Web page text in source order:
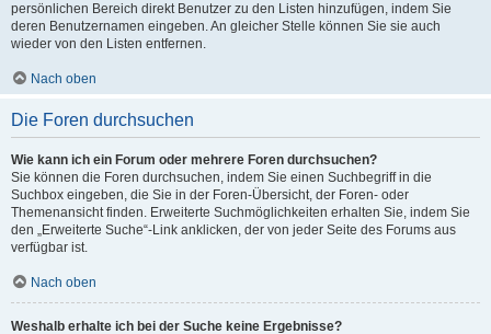
persönlichen Bereich direkt Benutzer zu den Listen hinzufügen, indem Sie
deren Benutzernamen eingeben. An gleicher Stelle können Sie sie auch
wieder von den Listen entfernen.
Nach oben
Die Foren durchsuchen
Wie kann ich ein Forum oder mehrere Foren durchsuchen?
Sie können die Foren durchsuchen, indem Sie einen Suchbegriff in die
Suchbox eingeben, die Sie in der Foren-Übersicht, der Foren- oder
Themenansicht finden. Erweiterte Suchmöglichkeiten erhalten Sie, indem Sie
den „Erweiterte Suche“-Link anklicken, der von jeder Seite des Forums aus
verfügbar ist.
Nach oben
Weshalb erhalte ich bei der Suche keine Ergebnisse?